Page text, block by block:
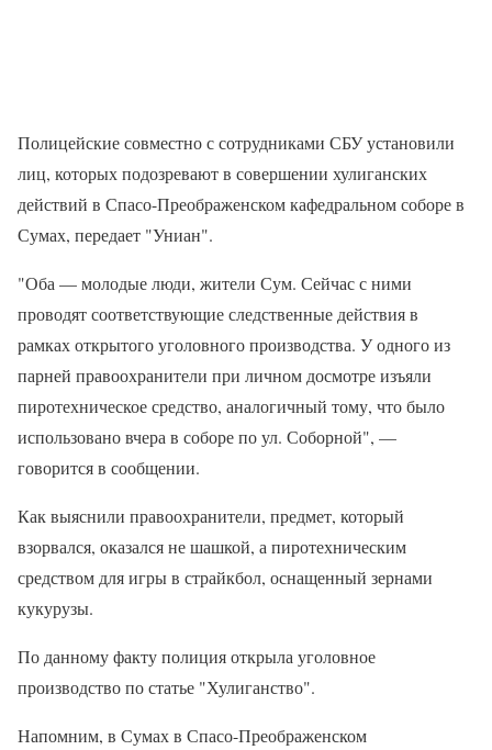
Полицейские совместно с сотрудниками СБУ установили
лиц, которых подозревают в совершении хулиганских
действий в Спасо-Преображенском кафедральном соборе в
Сумах, передает "Униан".
"Оба — молодые люди, жители Сум. Сейчас с ними
проводят соответствующие следственные действия в
рамках открытого уголовного производства. У одного из
парней правоохранители при личном досмотре изъяли
пиротехническое средство, аналогичный тому, что было
использовано вчера в соборе по ул. Соборной", —
говорится в сообщении.
Как выяснили правоохранители, предмет, который
взорвался, оказался не шашкой, а пиротехническим
средством для игры в страйкбол, оснащенный зернами
кукурузы.
По данному факту полиция открыла уголовное
производство по статье "Хулиганство".
Напомним, в Сумах в Спасо-Преображенском